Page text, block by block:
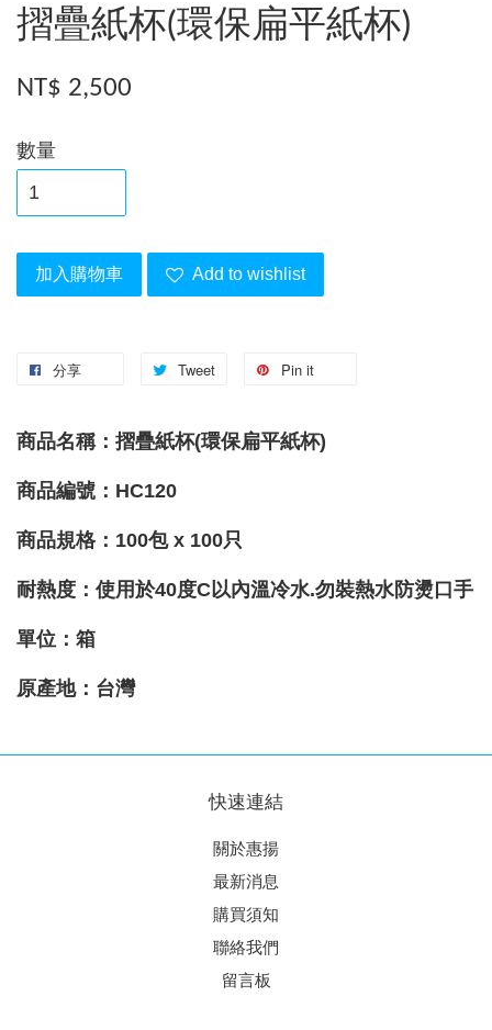
摺疊紙杯(環保扁平紙杯)
NT$ 2,500
數量
加入購物車 Add to wishlist
分享 Tweet Pin it
商品名稱：摺疊紙杯(環保扁平紙杯)
商品編號：HC120
商品規格：100包 x 100只
耐熱度 ：使用於40度C以內溫冷水.勿裝熱水防燙口手
單位：箱
原產地：台灣
快速連結
關於惠揚
最新消息
購買須知
聯絡我們
留言板